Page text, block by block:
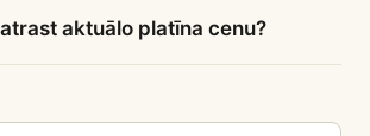
aktuālo platīna cenu?